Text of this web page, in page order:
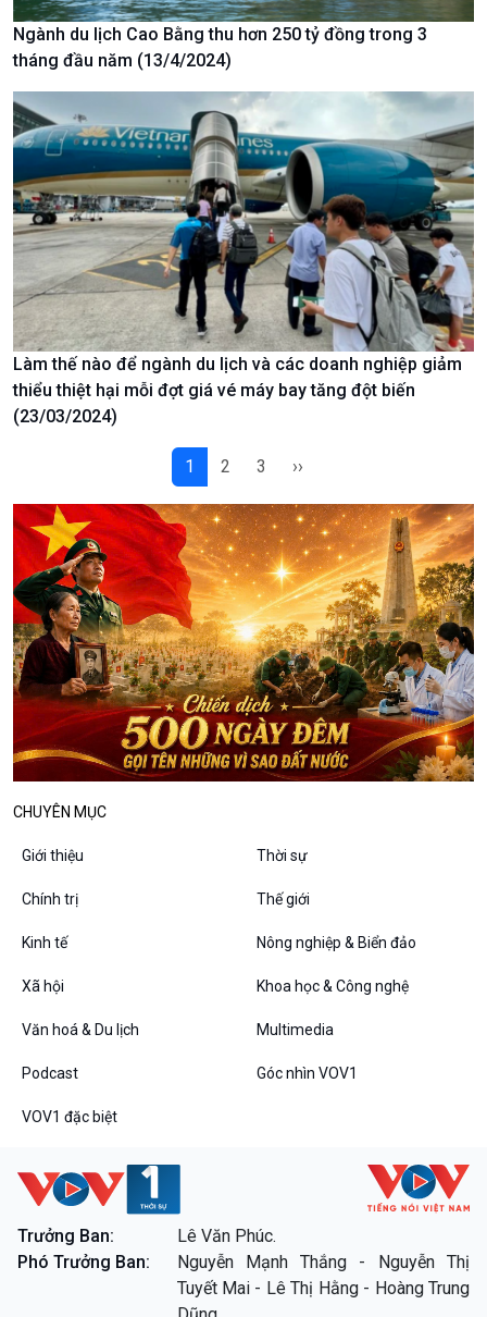
Podcast
Góc nhìn VOV1
Câu chuyện thời sự
Đối thoại
Diễn đàn chủ nhật
Chuyện đêm
Thanh âm ký sự
Chân dung cuộc sống
Ngành du lịch Cao Bằng thu hơn 250 tỷ đồng trong 3
tháng đầu năm (13/4/2024)
Làm thế nào để ngành du lịch và các doanh nghiệp giảm
thiểu thiệt hại mỗi đợt giá vé máy bay tăng đột biến
(23/03/2024)
1 2 3 ››
CHUYÊN MỤC
Giới thiệu Thời sự
Chính trị Thế giới
Kinh tế Nông nghiệp & Biển đảo
Xã hội Khoa học & Công nghệ
Văn hoá & Du lịch Multimedia
Podcast Góc nhìn VOV1
VOV1 đặc biệt
Trưởng Ban:
Lê Văn Phúc.
Phó Trưởng Ban:
Nguyễn Mạnh Thắng - Nguyễn Thị
Tuyết Mai - Lê Thị Hằng - Hoàng Trung